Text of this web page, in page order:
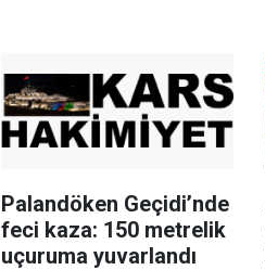
Palandöken Geçidi’nde
feci kaza: 150 metrelik
uçuruma yuvarlandı